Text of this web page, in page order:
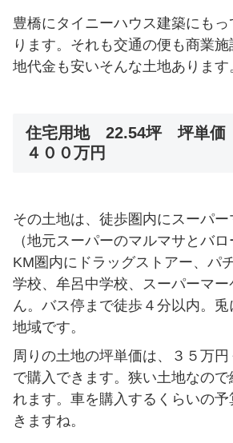
豊橋にタイニーハウス建築にも
ります。それも交通の便も商業
地代金も安いそんな土地あります
住宅用地 22.54坪 坪単
４００万円
その土地は、徒歩圏内にスーパー
（地元スーパーのマルマサとバ
KM圏内にドラッグストアー、パ
学校、牟呂中学校、スーパーマー
ん。バス停まで徒歩４分以内。
地域です。
周りの土地の坪単価は、３５万
で購入できます。狭い土地なので
れます。車を購入するくらいの
きますね。